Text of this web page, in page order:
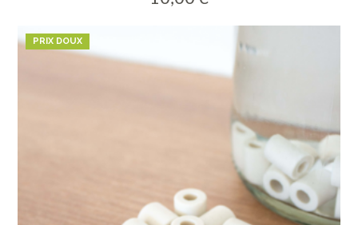
PRIX DOUX